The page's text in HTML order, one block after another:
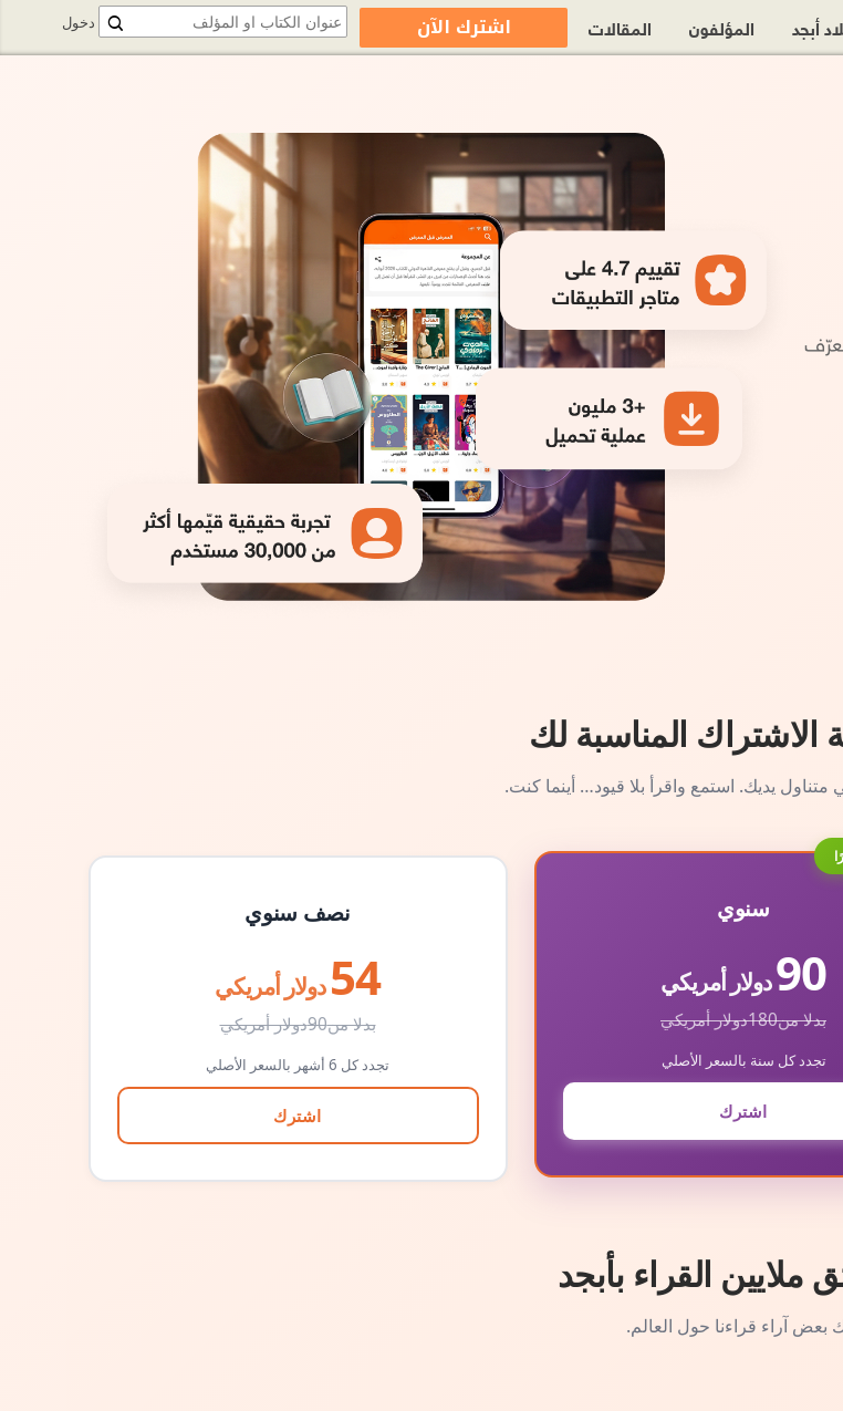
الاشتراك المناسبة لك
يديك. استمع واقرأ بلا قيود… أينما كنت.
سنوي
90دولار أمريكي
بدلا من180دولار أمريكي
تجدد كل سنة بالسعر الأصلي
اشترك
نصف سنوي
54 دولار أمريكي
بدلا من90دولار أمريكي
تجدد كل 6 أشهر بالسعر الأصلي
اشترك
ملايين القراء بأبجد
بعض آراء قراءنا حول العالم.
دخول أبجد المؤلفون المقالات اشترك الآن